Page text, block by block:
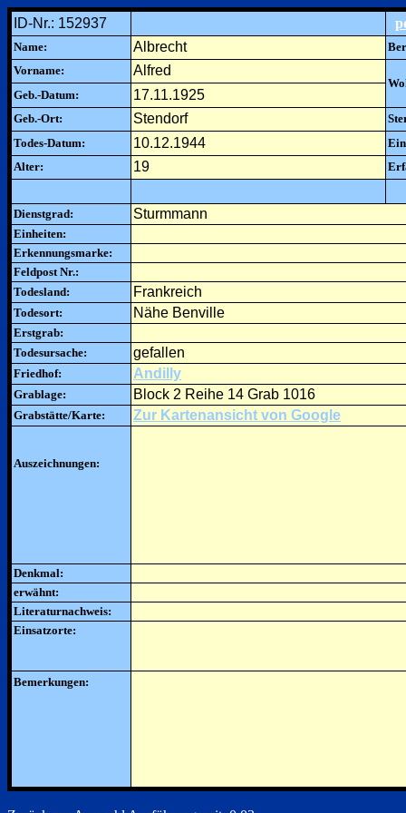
ID-Nr.: 152937
Name: Albrecht
Vorname:
Alfred
Geb.-Datum:
17.11.1925
Geb.-Ort: Stendorf
Todes-Datum:
10.12.1944
Alter:
19
Dienstgrad: Sturmmann
Einheiten:
Erkennungsmarke:
Feldpost Nr.:
Todesland:
Frankreich
Todesort: Nähe Benville
Erstgrab:
Todesursache:
gefallen
Friedhof: Andilly
Grablage: Block 2 Reihe 14 Grab 1016
Grabstätte/Karte: Zur Kartenansicht von Google
Auszeichnungen:
Denkmal:
erwähnt:
Literaturnachweis:
Einsatzorte:
Bemerkungen: